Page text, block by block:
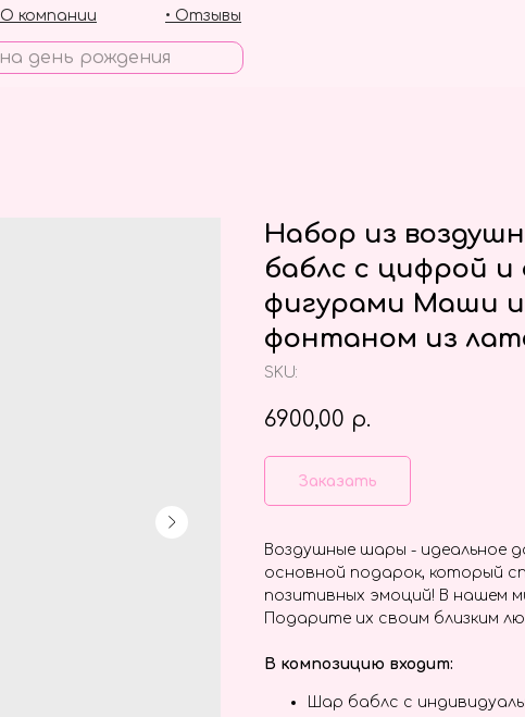
• Отзывы
О компании
Набор из
баблс с цифрой
фигурами Маши
фонтаном из
SKU:
6900,00 р.
Заказать
Воздушные шары - идеальное
основной подарок, который
позитивных эмоций! В нашем
Подарите их своим близким
В композицию входит:
Шар баблс с